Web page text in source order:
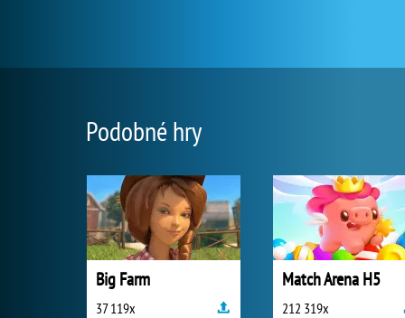
Podobné hry
Big Farm
37 119x
Match Arena H5
212 319x